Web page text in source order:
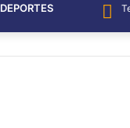
DEPORTES